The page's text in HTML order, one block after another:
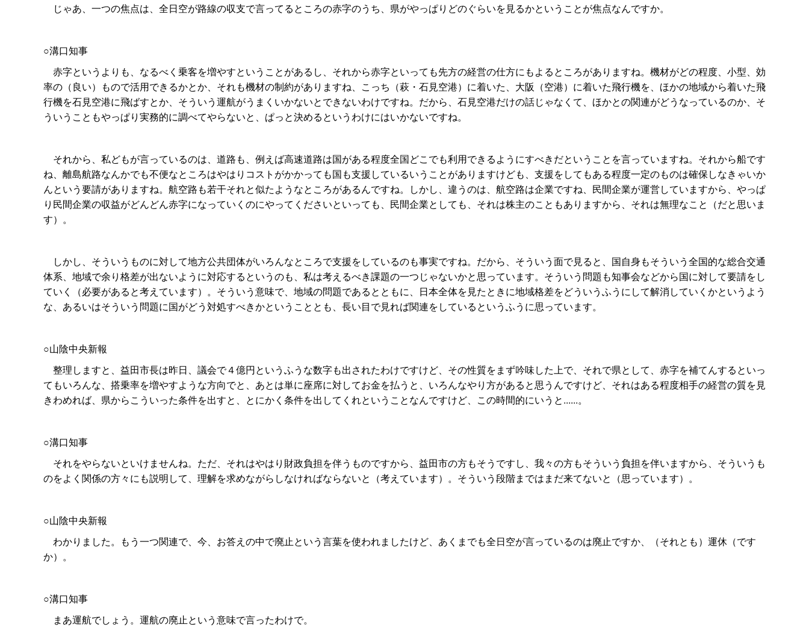
じゃあ、一つの焦点は、全日空が路線の収支で言ってるところの赤字のうち、県がやっぱりどのぐらいを見るかということが焦点なんですか。
○溝口知事
赤字というよりも、なるべく乗客を増やすということがあるし、それから赤字といっても先方の経営の仕方にもよるところがありますね。機材がどの程度、小型、効
率の（良い）もので活用できるかとか、それも機材の制約がありますね、こっち（萩・石見空港）に着いた、大阪（空港）に着いた飛行機を、ほかの地域から着いた飛
行機を石見空港に飛ばすとか、そういう運航がうまくいかないとできないわけですね。だから、石見空港だけの話じゃなくて、ほかとの関連がどうなっているのか、そ
ういうこともやっぱり実務的に調べてやらないと、ぱっと決めるというわけにはいかないですね。
それから、私どもが言っているのは、道路も、例えば高速道路は国がある程度全国どこでも利用できるようにすべきだということを言っていますね。それから船です
ね、離島航路なんかでも不便なところはやはりコストがかかっても国も支援しているいうことがありますけども、支援をしてもある程度一定のものは確保しなきゃいか
んという要請がありますね。航空路も若干それと似たようなところがあるんですね。しかし、違うのは、航空路は企業ですね、民間企業が運営していますから、やっぱ
り民間企業の収益がどんどん赤字になっていくのにやってくださいといっても、民間企業としても、それは株主のこともありますから、それは無理なこと（だと思いま
す）。
しかし、そういうものに対して地方公共団体がいろんなところで支援をしているのも事実ですね。だから、そういう面で見ると、国自身もそういう全国的な総合交通
体系、地域で余り格差が出ないように対応するというのも、私は考えるべき課題の一つじゃないかと思っています。そういう問題も知事会などから国に対して要請をし
ていく（必要があると考えています）。そういう意味で、地域の問題であるとともに、日本全体を見たときに地域格差をどういうふうにして解消していくかというよう
な、あるいはそういう問題に国がどう対処すべきかということとも、長い目で見れば関連をしているというふうに思っています。
○山陰中央新報
整理しますと、益田市長は昨日、議会で４億円というふうな数字も出されたわけですけど、その性質をまず吟味した上で、それで県として、赤字を補てんするといっ
てもいろんな、搭乗率を増やすような方向でと、あとは単に座席に対してお金を払うと、いろんなやり方があると思うんですけど、それはある程度相手の経営の質を見
きわめれば、県からこういった条件を出すと、とにかく条件を出してくれということなんですけど、この時間的にいうと......。
○溝口知事
それをやらないといけませんね。ただ、それはやはり財政負担を伴うものですから、益田市の方もそうですし、我々の方もそういう負担を伴いますから、そういうも
のをよく関係の方々にも説明して、理解を求めながらしなければならないと（考えています）。そういう段階まではまだ来てないと（思っています）。
○山陰中央新報
わかりました。もう一つ関連で、今、お答えの中で廃止という言葉を使われましたけど、あくまでも全日空が言っているのは廃止ですか、（それとも）運休（です
か）。
○溝口知事
まあ運航でしょう。運航の廃止という意味で言ったわけで。